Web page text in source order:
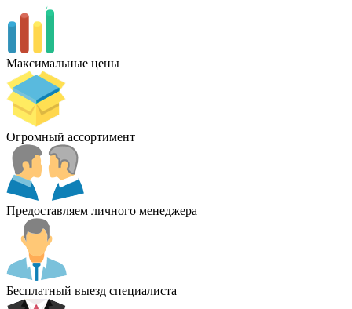
Максимальные цены
Огромный ассортимент
Предоставляем личного менеджера
Бесплатный выезд специалиста